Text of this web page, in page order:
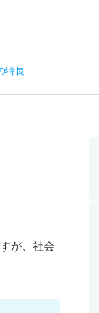
特長
が、社会